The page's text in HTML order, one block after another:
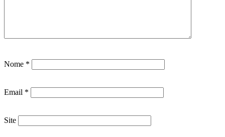
Nome *
Email *
Site